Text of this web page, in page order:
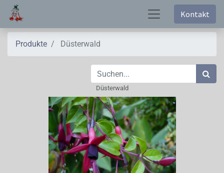
Kontakt
Produkte Düsterwald
Düsterwald